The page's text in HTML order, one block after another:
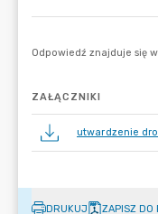
ZAŁĄCZNIKI
utwardzenie
DRUKUJ ZAPISZ DO